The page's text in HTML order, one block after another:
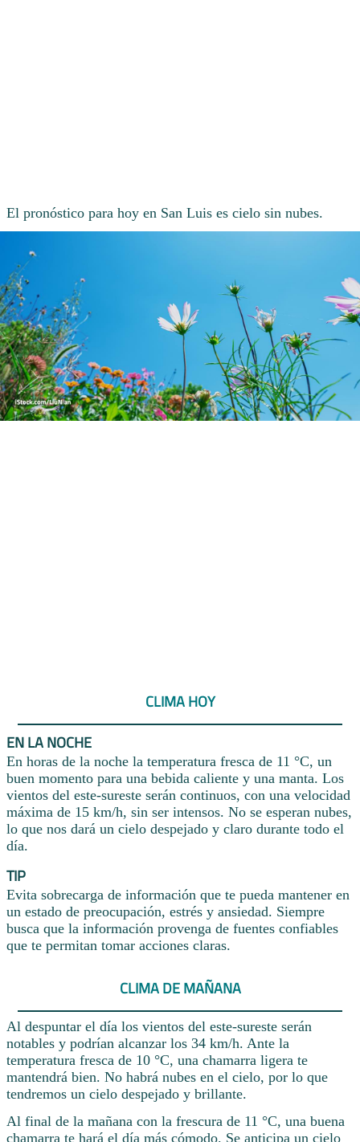
El pronóstico para hoy en San Luis es cielo sin nubes.
CLIMA HOY
EN LA NOCHE
En horas de la noche la temperatura fresca de 11 °C, un
buen momento para una bebida caliente y una manta. Los
vientos del este-sureste serán continuos, con una velocidad
máxima de 15 km/h, sin ser intensos. No se esperan nubes,
lo que nos dará un cielo despejado y claro durante todo el
día.
TIP
Evita sobrecarga de información que te pueda mantener en
un estado de preocupación, estrés y ansiedad. Siempre
busca que la información provenga de fuentes confiables
que te permitan tomar acciones claras.
CLIMA DE MAÑANA
Al despuntar el día los vientos del este-sureste serán
notables y podrían alcanzar los 34 km/h. Ante la
temperatura fresca de 10 °C, una chamarra ligera te
mantendrá bien. No habrá nubes en el cielo, por lo que
tendremos un cielo despejado y brillante.
Al final de la mañana con la frescura de 11 °C, una buena
chamarra te hará el día más cómodo. Se anticipa un cielo